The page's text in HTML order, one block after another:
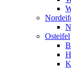
Osteifel